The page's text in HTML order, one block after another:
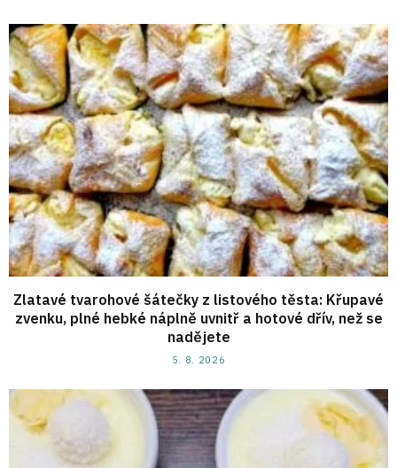
Zlatavé tvarohové šátečky z listového těsta: Křupavé
zvenku, plné hebké náplně uvnitř a hotové dřív, než se
nadějete
5. 8. 2026